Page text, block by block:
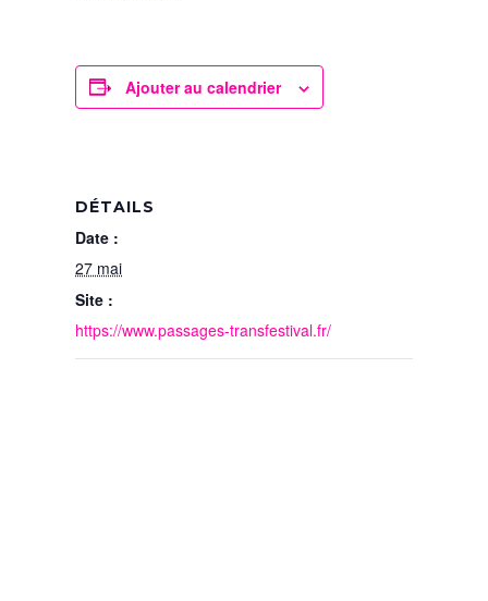
Ajouter au calendrier
DÉTAILS
Date :
27 mai
Site :
https://www.passages-transfestival.fr/